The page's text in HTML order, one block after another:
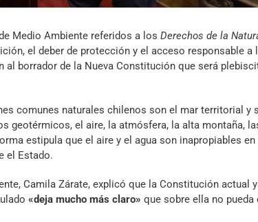
Medio Ambiente referidos a los Derechos de la
el deber de protección y el acceso responsable a
al borrador de la Nueva Constitución que será
comunes naturales chilenos son el mar territorial y
geotérmicos, el aire, la atmósfera, la alta montaña,
estipula que el aire y el agua son inapropiables
el Estado.
Camila Zárate, explicó que la Constitución actual
«deja mucho más claro» que sobre ella no pueda